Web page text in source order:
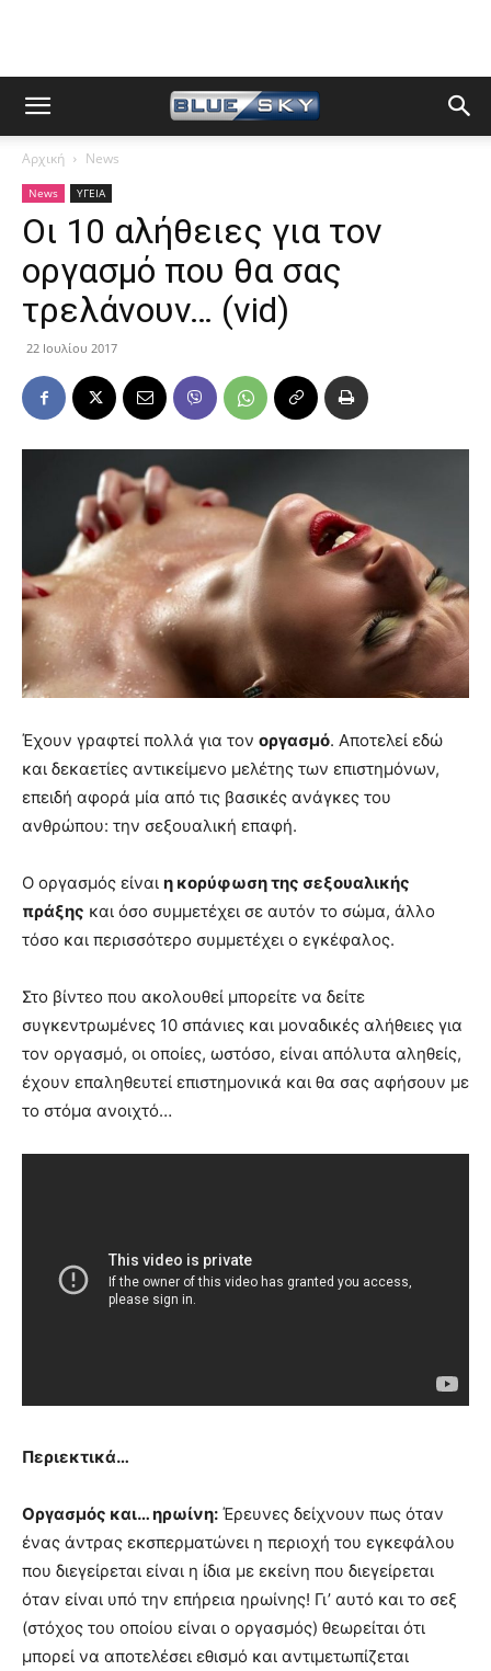
Αρχική News
News ΥΓΕΙΑ
Οι 10 αλήθειες για τον
οργασμό που θα σας
τρελάνουν… (vid)
22 Ιουλίου 2017
Έχουν γραφτεί πολλά για τον οργασμό. Αποτελεί εδώ
και δεκαετίες αντικείμενο μελέτης των επιστημόνων,
επειδή αφορά μία από τις βασικές ανάγκες του
ανθρώπου: την σεξουαλική επαφή.
Ο οργασμός είναι η κορύφωση της σεξουαλικής
πράξης και όσο συμμετέχει σε αυτόν το σώμα, άλλο
τόσο και περισσότερο συμμετέχει ο εγκέφαλος.
Στο βίντεο που ακολουθεί μπορείτε να δείτε
συγκεντρωμένες 10 σπάνιες και μοναδικές αλήθειες για
τον οργασμό, οι οποίες, ωστόσο, είναι απόλυτα αληθείς,
έχουν επαληθευτεί επιστημονικά και θα σας αφήσουν με
το στόμα ανοιχτό…
Περιεκτικά…
Οργασμός και… ηρωίνη: Έρευνες δείχνουν πως όταν
ένας άντρας εκσπερματώνει η περιοχή του εγκεφάλου
που διεγείρεται είναι η ίδια με εκείνη που διεγείρεται
όταν είναι υπό την επήρεια ηρωίνης! Γι’ αυτό και το σεξ
(στόχος του οποίου είναι ο οργασμός) θεωρείται ότι
μπορεί να αποτελέσει εθισμό και αντιμετωπίζεται